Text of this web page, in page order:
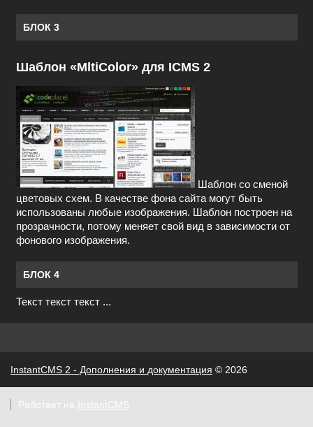
БЛОК 3
Шаблон «MltiColor» для ICMS 2
Шаблон со сменой
цветовых схем. В качестве фона сайта могут быть
использованы любые изображения. Шаблон построен на
прозрачности, потому меняет свой вид в зависимости от
фонового изображения.
БЛОК 4
Текст текст текст ...
InstantCMS 2 - Дополнения и документация © 2026
Работает на InstantCMS